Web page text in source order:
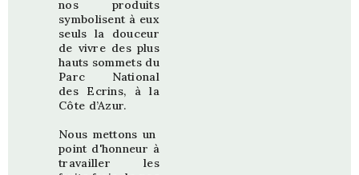
nos produits
symbolisent à eux
seuls la douceur
de vivre des plus
hauts sommets du
Parc National
des Ecrins, à la
Côte d’Azur.
Nous mettons un
point d'honneur à
travailler les